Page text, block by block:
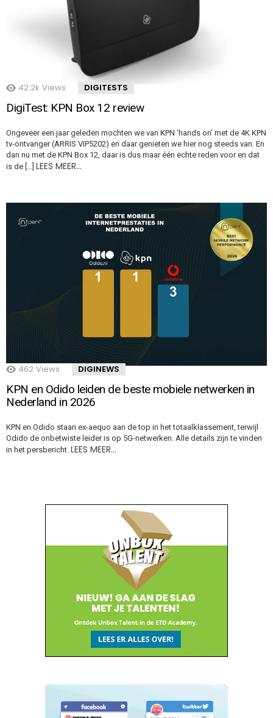
42.2k Views DIGITESTS
DigiTest: KPN Box 12 review
Ongeveer een jaar geleden mochten we van KPN ‘hands on’ met de 4K KPN
tv-ontvanger (ARRIS VIP5202) en daar genieten we hier nog steeds van. En
dan nu met de KPN Box 12, daar is dus maar één echte reden voor en dat
is de […] LEES MEER…
462 Views DIGINEWS
KPN en Odido leiden de beste mobiele netwerken in
Nederland in 2026
KPN en Odido staan ex-aequo aan de top in het totaalklassement, terwijl
Odido de onbetwiste leider is op 5G-netwerken. Alle details zijn te vinden
in het persbericht. LEES MEER…